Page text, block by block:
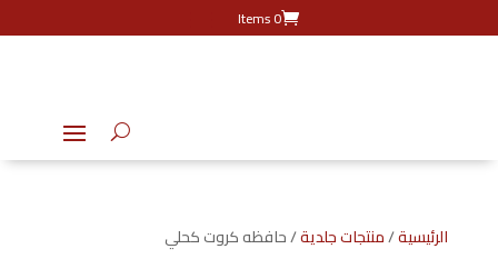
0 Items
الرئيسية/منتجات جلدية/ حافظه كروت كحلي